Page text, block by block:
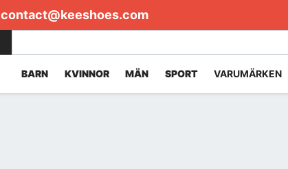
contact@keeshoes.com
BARN KVINNOR MÄN SPORT VARUMÄRKEN